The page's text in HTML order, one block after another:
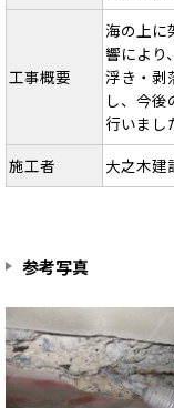
工事概要
海の上に
響により
浮き・剥
し、今
行いまし
施工者
大之木建
参考写真